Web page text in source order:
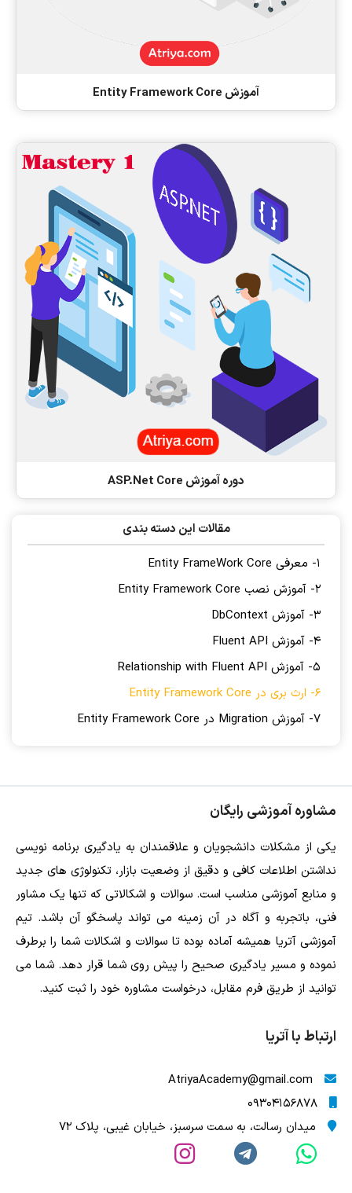
آموزش Entity Framework Core
دوره آموزش ASP.Net Core
مقالات این دسته بندی
1- معرفی Entity FrameWork Core
2- آموزش نصب Entity Framework Core
3- آموزش DbContext
4- آموزش Fluent API
5- آموزش Relationship with Fluent API
6- ارث بری در Entity Framework Core
7- آموزش Migration در Entity Framework Core
مشاوره آموزشی رایگان
یکی از مشکلات دانشجویان و علاقمندان به یادگیری برنامه نویسی
نداشتن اطلاعات کافی و دقیق از وضعیت بازار، تکنولوژی های جدید
و منابع آموزشی مناسب است. سوالات و اشکالاتی که تنها یک مشاور
فنی، باتجربه و آگاه در آن زمینه می تواند پاسخگو آن باشد. تیم
آموزشی آتریا همیشه آماده بوده تا سوالات و اشکالات شما را برطرف
نموده و مسیر یادگیری صحیح را پیش روی شما قرار دهد. شما می
توانید از طریق فرم مقابل، درخواست مشاوره خود را ثبت کنید.
ارتباط با آتریا
AtriyaAcademy@gmail.com
09304156878
میدان رسالت، به سمت سرسبز، خیابان غیبی، پلاک 72